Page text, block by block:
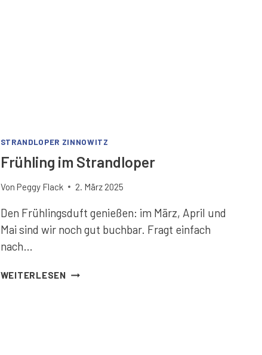
STRANDLOPER ZINNOWITZ
Frühling im Strandloper
Von Peggy Flack 2. März 2025
Den Frühlingsduft genießen: im März, April und
Mai sind wir noch gut buchbar. Fragt einfach
nach…
WEITERLESEN FRÜHLING